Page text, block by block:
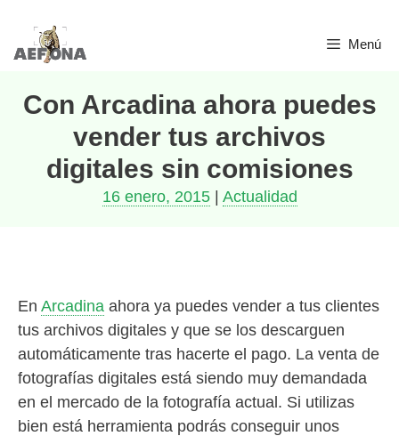
Saltar
Menú
Con Arcadina ahora puedes
vender tus archivos
digitales sin comisiones
16 enero, 2015| Actualidad
En Arcadina ahora ya puedes vender a tus clientes
tus archivos digitales y que se los descarguen
automáticamente tras hacerte el pago. La venta de
fotografías digitales está siendo muy demandada
en el mercado de la fotografía actual. Si utilizas
bien está herramienta podrás conseguir unos